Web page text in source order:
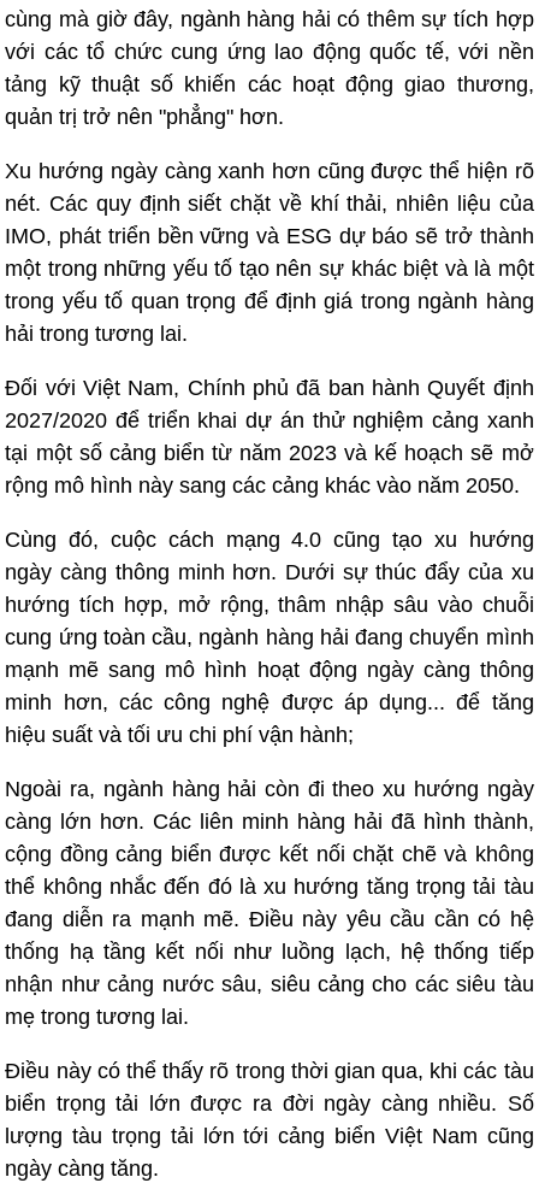
cùng mà giờ đây, ngành hàng hải có thêm sự tích hợp
với các tổ chức cung ứng lao động quốc tế, với nền
tảng kỹ thuật số khiến các hoạt động giao thương,
quản trị trở nên "phẳng" hơn.
Xu hướng ngày càng xanh hơn cũng được thể hiện rõ
nét. Các quy định siết chặt về khí thải, nhiên liệu của
IMO, phát triển bền vững và ESG dự báo sẽ trở thành
một trong những yếu tố tạo nên sự khác biệt và là một
trong yếu tố quan trọng để định giá trong ngành hàng
hải trong tương lai.
Đối với Việt Nam, Chính phủ đã ban hành Quyết định
2027/2020 để triển khai dự án thử nghiệm cảng xanh
tại một số cảng biển từ năm 2023 và kế hoạch sẽ mở
rộng mô hình này sang các cảng khác vào năm 2050.
Cùng đó, cuộc cách mạng 4.0 cũng tạo xu hướng
ngày càng thông minh hơn. Dưới sự thúc đẩy của xu
hướng tích hợp, mở rộng, thâm nhập sâu vào chuỗi
cung ứng toàn cầu, ngành hàng hải đang chuyển mình
mạnh mẽ sang mô hình hoạt động ngày càng thông
minh hơn, các công nghệ được áp dụng... để tăng
hiệu suất và tối ưu chi phí vận hành;
Ngoài ra, ngành hàng hải còn đi theo xu hướng ngày
càng lớn hơn. Các liên minh hàng hải đã hình thành,
cộng đồng cảng biển được kết nối chặt chẽ và không
thể không nhắc đến đó là xu hướng tăng trọng tải tàu
đang diễn ra mạnh mẽ. Điều này yêu cầu cần có hệ
thống hạ tầng kết nối như luồng lạch, hệ thống tiếp
nhận như cảng nước sâu, siêu cảng cho các siêu tàu
mẹ trong tương lai.
Điều này có thể thấy rõ trong thời gian qua, khi các tàu
biển trọng tải lớn được ra đời ngày càng nhiều. Số
lượng tàu trọng tải lớn tới cảng biển Việt Nam cũng
ngày càng tăng.